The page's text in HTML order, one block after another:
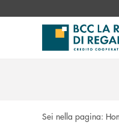
Sei nella pagina: